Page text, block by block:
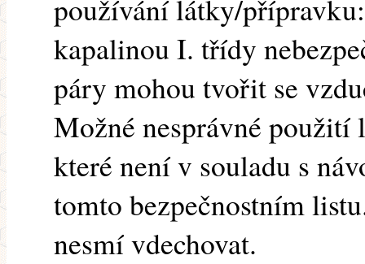
používání látky/
kapalinou I. třídy
páry mohou tvořit se
Možné nesprávné
které není v souladu s
tomto bezpečnostním
nesmí vdechovat.